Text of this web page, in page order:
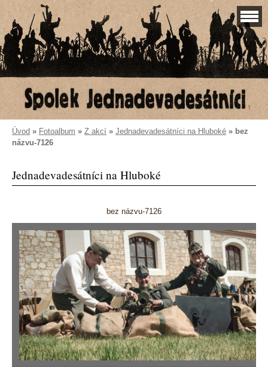
Úvod » Fotoalbum » Z akcí » Jednadevadesátníci na Hluboké » bez
názvu-7126
Jednadevadesátníci na Hluboké
bez názvu-7126